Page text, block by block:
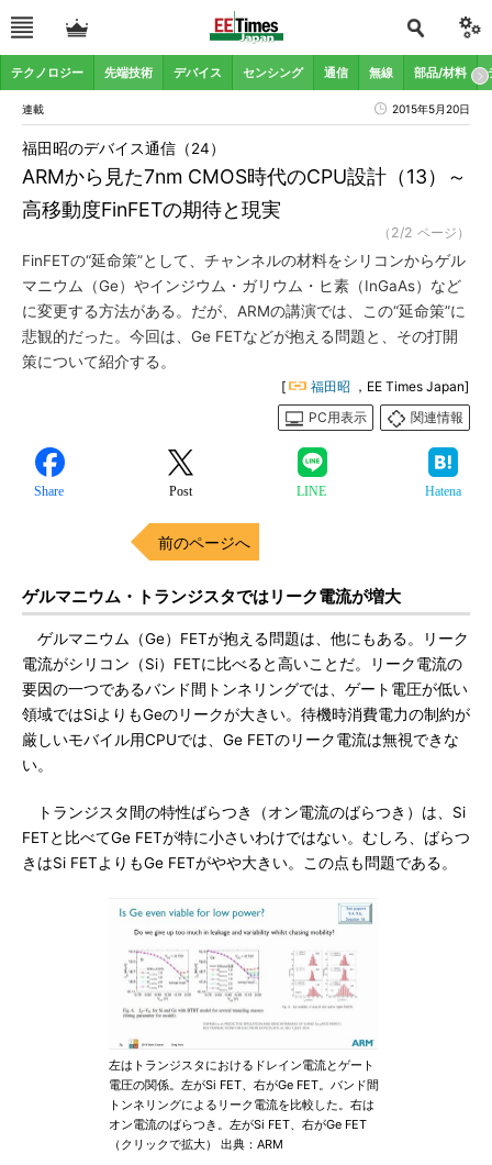
テクノロジー 先端技術 デバイス センシング 通信 無線 部品/材料
連載 2015年5月20日
ARMから見た7nm CMOS時代のCPU設計（13）～
高移動度FinFETの期待と現実
福田昭のデバイス通信（24）
（2/2 ページ）
FinFETの“延命策”として、チャンネルの材料をシリコンからゲル
マニウム（Ge）やインジウム・ガリウム・ヒ素（InGaAs）など
に変更する方法がある。だが、ARMの講演では、この“延命策”に
悲観的だった。今回は、Ge FETなどが抱える問題と、その打開
策について紹介する。
[ 福田昭 ，EE Times Japan]
PC用表示
関連情報
Share Post LINE Hatena
前のページへ
ゲルマニウム・トランジスタではリーク電流が増大
ゲルマニウム（Ge）FETが抱える問題は、他にもある。リーク
電流がシリコン（Si）FETに比べると高いことだ。リーク電流の
要因の一つであるバンド間トンネリングでは、ゲート電圧が低い
領域ではSiよりもGeのリークが大きい。待機時消費電力の制約が
厳しいモバイル用CPUでは、Ge FETのリーク電流は無視できな
い。
トランジスタ間の特性ばらつき（オン電流のばらつき）は、Si
FETと比べてGe FETが特に小さいわけではない。むしろ、ばらつ
きはSi FETよりもGe FETがやや大きい。この点も問題である。
左はトランジスタにおけるドレイン電流とゲート
電圧の関係。左がSi FET、右がGe FET。バンド間
トンネリングによるリーク電流を比較した。右は
オン電流のばらつき。左がSi FET、右がGe FET
（クリックで拡大） 出典：ARM